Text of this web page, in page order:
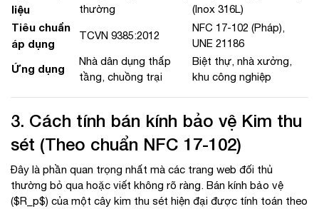
liệu
thường
(Inox 316L)
Tiêu chuẩn
áp dụng
TCVN 9385:2012
NFC 17-102 (Pháp),
UNE 21186
Ứng dụng
Nhà dân dụng thấp
tầng, chuồng trại
Biệt thự, nhà xưởng,
khu công nghiệp
3. Cách tính bán kính bảo vệ Kim thu
sét (Theo chuẩn NFC 17-102)
Đây là phần quan trọng nhất mà các trang web đối thủ
thường bỏ qua hoặc viết không rõ ràng. Bán kính bảo vệ
($R_p$) của một cây kim thu sét hiện đại được tính toán theo